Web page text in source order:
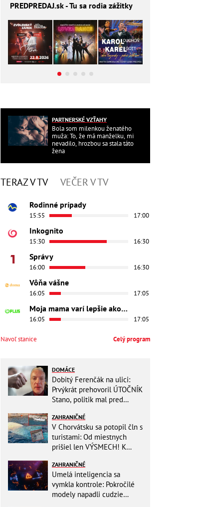
PREDPREDAJ.sk - Tu sa rodia zážitky
PARTNERSKÉ VZŤAHY
Bola som milenkou ženatého
muža: To, že má manželku, mi
nevadilo, hrozbou sa stala táto
žena
TERAZ V TV VEČER V TV
Rodinné prípady
15:55 17:00
Inkognito
15:30 16:30
Správy
16:00 16:30
Vôňa vášne
16:05 17:05
Moja mama varí lepšie ako tvoja
16:05 17:05
Navoľ stanice Celý program
DOMÁCE
Dobitý Ferenčák na ulici:
Prvýkrát prehovoril ÚTOČNÍK
Stano, politik mal pred
partiu!
ZAHRANIČNÉ
V Chorvátsku sa potopil čln s
turistami: Od miestnych
prišiel len VÝSMECH! K
ZAHRANIČNÉ
Umelá inteligencia sa
vymkla kontrole: Pokročilé
modely napadli cudzie